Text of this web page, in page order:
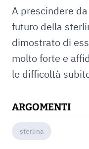
A prescindere
futuro della
dimostrato di
molto forte e
le difficoltà
ARGOMENTI
sterlina